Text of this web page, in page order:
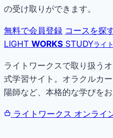
の受け取りができます。
無料で会員登録 コースを探
LIGHT WORKS STUDYライ
ライトワークスで取り扱う
式学習サイト。オラクルカ
陽師など、本格的な学びをお
ライトワークス オンライ